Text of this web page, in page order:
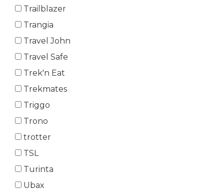
Trailblazer
Trangia
Travel John
Travel Safe
Trek'n Eat
Trekmates
Triggo
Trono
trotter
TSL
Turinta
Ubax